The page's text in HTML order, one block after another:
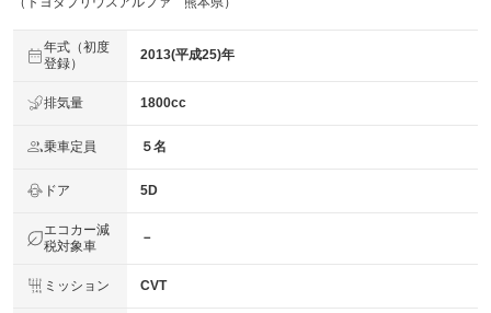
年式（初度
登録）
2013(平成25)年
排気量 1800cc
乗車定員 ５名
ドア 5D
エコカー減
税対象車
－
ミッション CVT